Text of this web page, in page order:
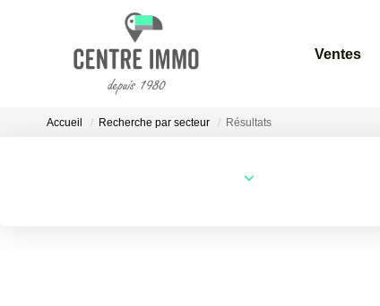
Ventes
Accueil Recherche par secteur Résultats